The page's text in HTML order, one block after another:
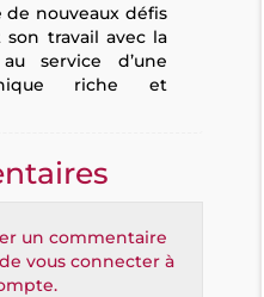
de nouveaux défis
son travail avec la
service d’une
riche et
un commentaire
vous connecter à